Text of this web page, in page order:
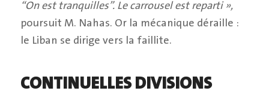
“On est tranquilles”. Le carrousel est reparti »,
poursuit M. Nahas. Or la mécanique déraille :
le Liban se dirige vers la faillite.
CONTINUELLES DIVISIONS